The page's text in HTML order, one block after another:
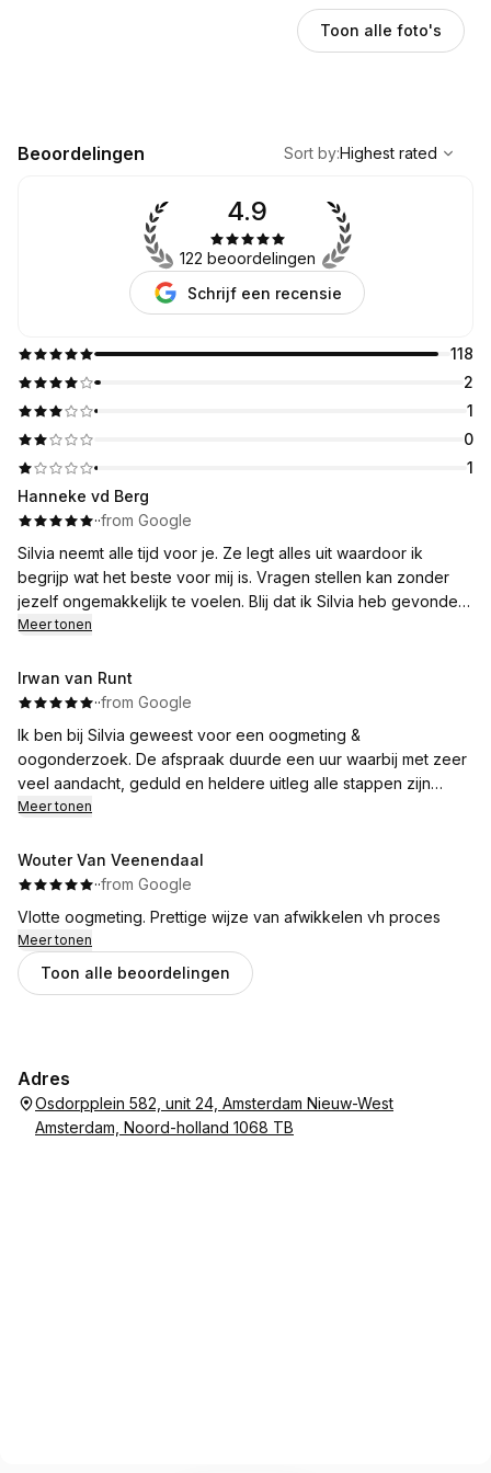
Toon alle foto's
Beoordelingen
Highest rated
Sort by:Highest rated
118
2
1
0
1
4.9
122 beoordelingen
Schrijf een recensie
Hanneke vd Berg
··from Google
Silvia neemt alle tijd voor je. Ze legt alles uit waardoor ik
begrijp wat het beste voor mij is. Vragen stellen kan zonder
jezelf ongemakkelijk te voelen. Blij dat ik Silvia heb gevonden.
Ze is echt kundig! Anders had ze nooit bij de Bergman kliniek
Meer tonen
Irwan van Runt
··from Google
Ik ben bij Silvia geweest voor een oogmeting &
oogonderzoek. De afspraak duurde een uur waarbij met zeer
veel aandacht, geduld en heldere uitleg alle stappen zijn
doorgenomen. Ik ben zeer tevreden!
Een zekere aanrader voor een meting- en/of oogonderzoek!
Meer tonen
Wouter Van Veenendaal
··from Google
Vlotte oogmeting. Prettige wijze van afwikkelen vh proces
Meer tonen
Toon alle beoordelingen
Adres
Osdorpplein 582, unit 24, Amsterdam Nieuw-West
Amsterdam, Noord-holland 1068 TB